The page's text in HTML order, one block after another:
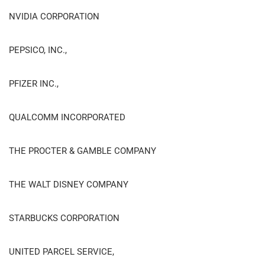
NVIDIA CORPORATION
PEPSICO, INC.,
PFIZER INC.,
QUALCOMM INCORPORATED
THE PROCTER & GAMBLE COMPANY
THE WALT DISNEY COMPANY
STARBUCKS CORPORATION
UNITED PARCEL SERVICE,